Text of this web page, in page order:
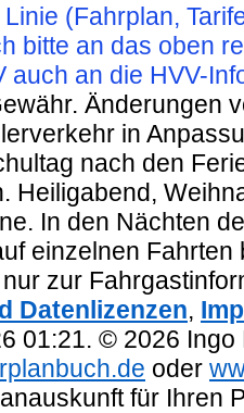
(Fahrplan,
bitte an das oben
auch an die HVV-
Änderungen
in
nach den
Heiligabend,
In den Nächten
einzelnen
zur
Datenlizenzen,
01:21. © 2026
oder
für Ihren